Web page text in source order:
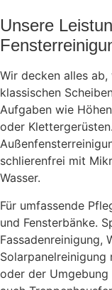
Unsere
Wir decken alles
klassischen
Aufgaben wie
oder
schlierenfrei mit
Wasser.
Für umfassende
und Fensterbänke.
Fassadenreinigung,
oder der